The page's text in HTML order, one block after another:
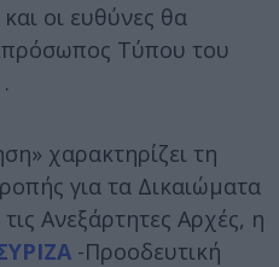
οι ευθύνες θα
Τύπου του
.
χαρακτηρίζει τη
για τα Δικαιώματα
Ανεξάρτητες Αρχές, η
-Προοδευτική